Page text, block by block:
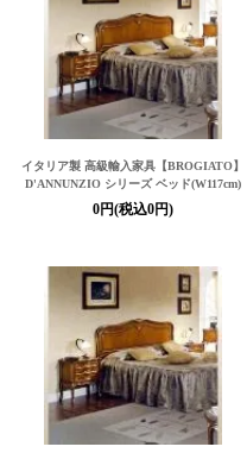
イタリア製 高級輸入家具【BROGIATO】
D'ANNUNZIO シリーズ ベッド(W117cm)
0円(税込0円)